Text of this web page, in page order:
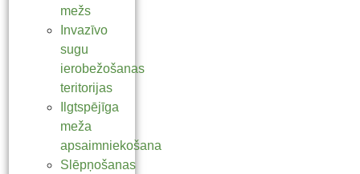
mežs
Invazīvo
sugu
ierobežošanas
teritorijas
Ilgtspējīga
meža
apsaimniekošana
Slēpņošanas